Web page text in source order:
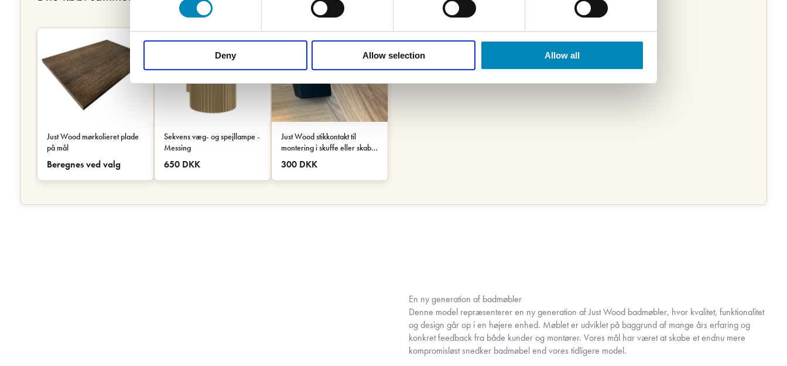
Deny Allow selection Allow all
Just Wood mørkolieret plade
på mål
Beregnes ved valg
Sekvens væg- og spejllampe -
Messing
650 DKK
Just Wood stikkontakt til
montering i skuffe eller skab -
Sort
300 DKK
En ny generation af badmøbler
Denne model repræsenterer en ny generation af Just Wood badmøbler, hvor kvalitet, funktionalitet
og design går op i en højere enhed. Møblet er udviklet på baggrund af mange års erfaring og
konkret feedback fra både kunder og montører. Vores mål har været at skabe et endnu mere
kompromisløst snedker badmøbel end vores tidligere model.